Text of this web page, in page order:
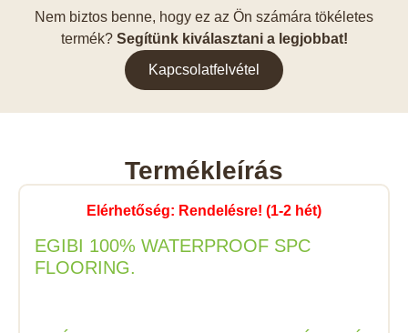
Nem biztos benne, hogy ez az Ön számára tökéletes
termék? Segítünk kiválasztani a legjobbat!
Kapcsolatfelvétel
Termékleírás
Elérhetőség: Rendelésre! (1-2 hét)
EGIBI 100% WATERPROOF SPC
FLOORING.